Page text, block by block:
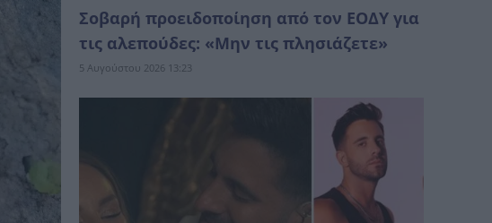
Σοβαρή προειδοποίηση από τον ΕΟΔΥ για
τις αλεπούδες: «Μην τις πλησιάζετε»
5 Αυγούστου 2026 13:23